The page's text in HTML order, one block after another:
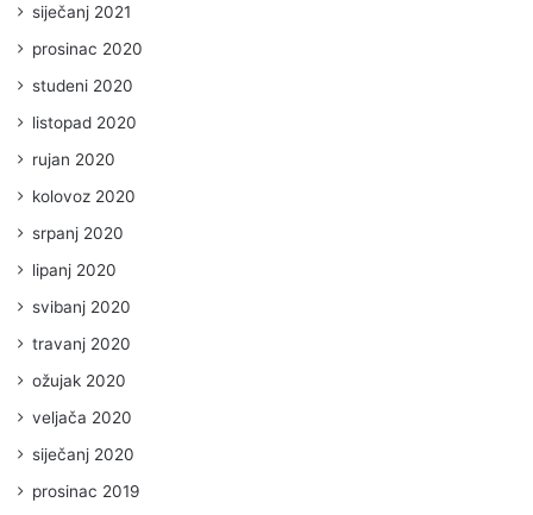
siječanj 2021
prosinac 2020
studeni 2020
listopad 2020
rujan 2020
kolovoz 2020
srpanj 2020
lipanj 2020
svibanj 2020
travanj 2020
ožujak 2020
veljača 2020
siječanj 2020
prosinac 2019